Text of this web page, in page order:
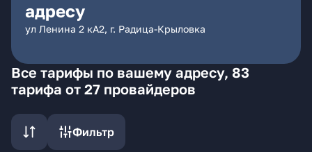
адресу
ул Ленина 2 кА2, г. Радица-Крыловка
Все тарифы по вашему адресу, 83
тарифа от 27 провайдеров
Фильтр